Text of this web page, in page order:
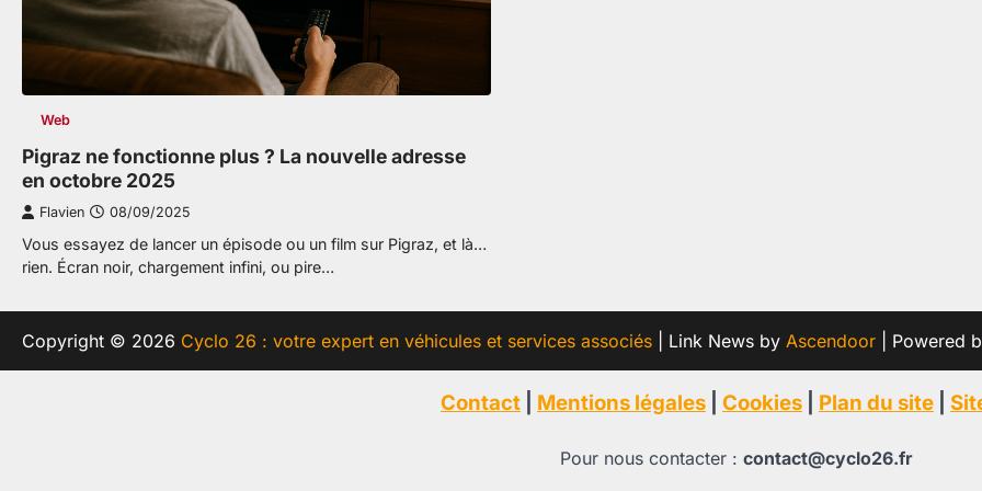
Web
Pigraz ne fonctionne plus ? La nouvelle adresse
en octobre 2025
Flavien 08/09/2025
Vous essayez de lancer un épisode ou un film sur Pigraz, et là…
rien. Écran noir, chargement infini, ou pire…
Copyright © 2026 Cyclo 26 : votre expert en véhicules et services associés | Link News by Ascendoor | Powered
Contact Mentions légales Cookies Plan du site
Pour nous contacter : contact@cyclo26.fr